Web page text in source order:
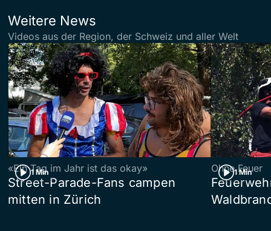
Weitere News
Videos aus der Region, der Schweiz und aller Welt
1 Min
«Ein Tag im Jahr ist das okay»
Street-Parade-Fans campen
mitten in Zürich
1 Min
Ohne Feuer